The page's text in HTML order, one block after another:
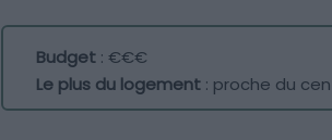
Budget : €€€
Le plus du logement : proche du